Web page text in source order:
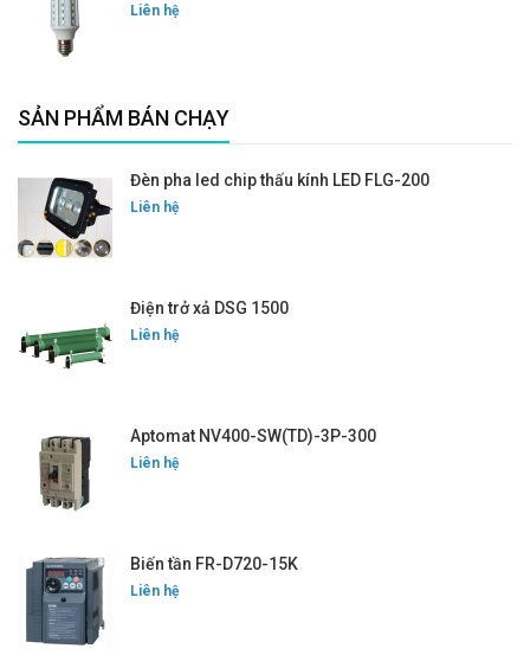
Liên hệ
SẢN PHẨM BÁN CHẠY
Đèn pha led chip thấu kính LED FLG-200
Liên hệ
Điện trở xả DSG 1500
Liên hệ
Aptomat NV400-SW(TD)-3P-300
Liên hệ
Biến tần FR-D720-15K
Liên hệ